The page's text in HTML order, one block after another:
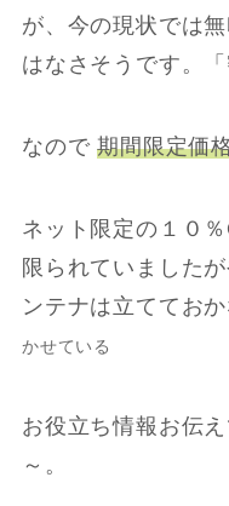
が、今の現状では
はなさそうです。
なので期間限定価
ネット限定の１０
限られていました
ンテナは立てておか
かせている
お役立ち情報お伝
～。